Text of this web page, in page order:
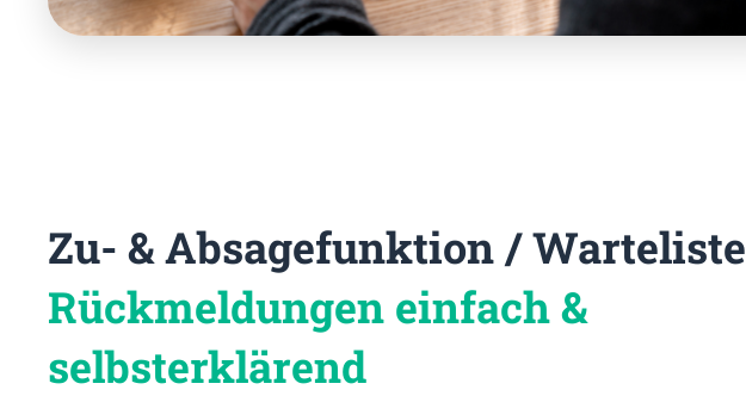
Zu- & Absagefunktion / Warteliste
Rückmeldungen einfach &
selbsterklärend